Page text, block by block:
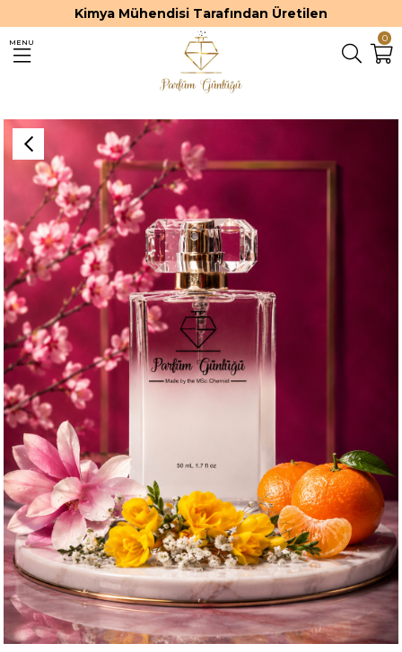
Kimya Mühendisi Tarafından Üretilen
0
MENU